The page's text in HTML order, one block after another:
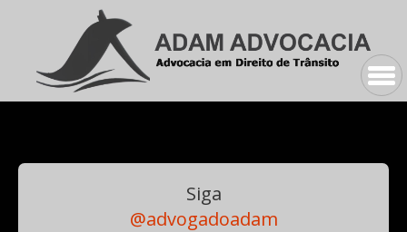
Siga
@advogadoadam